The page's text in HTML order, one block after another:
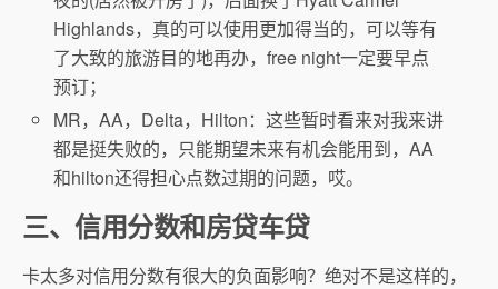
Highlands，真的可以使用更加得当的，可以等有
了大致的旅游目的地再办，free night一定要早点
预订；
MR，AA，Delta，Hilton：这些暂时看来对我来讲
都是挺失败的，只能期望未来有机会能用到，AA
和hilton还得担心点数过期的问题，哎。
三、信用分数和房贷车贷
卡太多对信用分数有很大的负面影响？绝对不是这样的，